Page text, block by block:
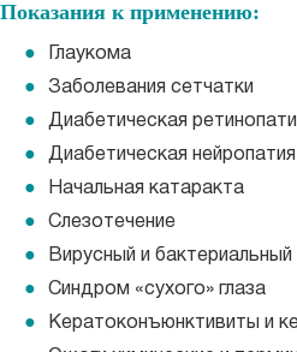
Показания к применению:
Глаукома
Заболевания сетчатки
Диабетическая
Диабетическая нейропатия
Начальная катаракта
Слезотечение
Вирусный и
Синдром «сухого» глаза
Кератоконъюнктивиты и